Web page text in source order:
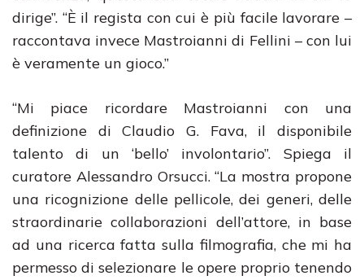
dirige”. “È il regista con cui è più facile lavorare –
raccontava invece Mastroianni di Fellini – con lui
è veramente un gioco.”
“Mi piace ricordare Mastroianni con una
definizione di Claudio G. Fava, il disponibile
talento di un ‘bello’ involontario”. Spiega il
curatore Alessandro Orsucci. “La mostra propone
una ricognizione delle pellicole, dei generi, delle
straordinarie collaborazioni dell’attore, in base
ad una ricerca fatta sulla filmografia, che mi ha
permesso di selezionare le opere proprio tenendo